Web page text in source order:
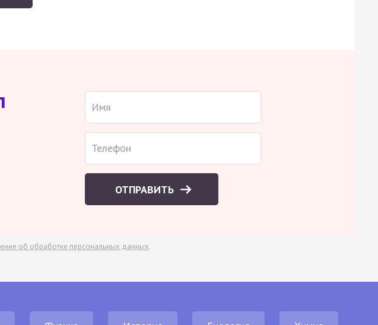
ОТПРАВИТЬ
об обработке персональных данных.